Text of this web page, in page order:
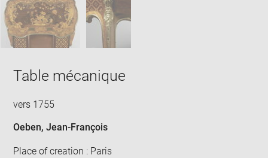
Table mécanique
vers 1755
Oeben, Jean-François
Place of creation : Paris